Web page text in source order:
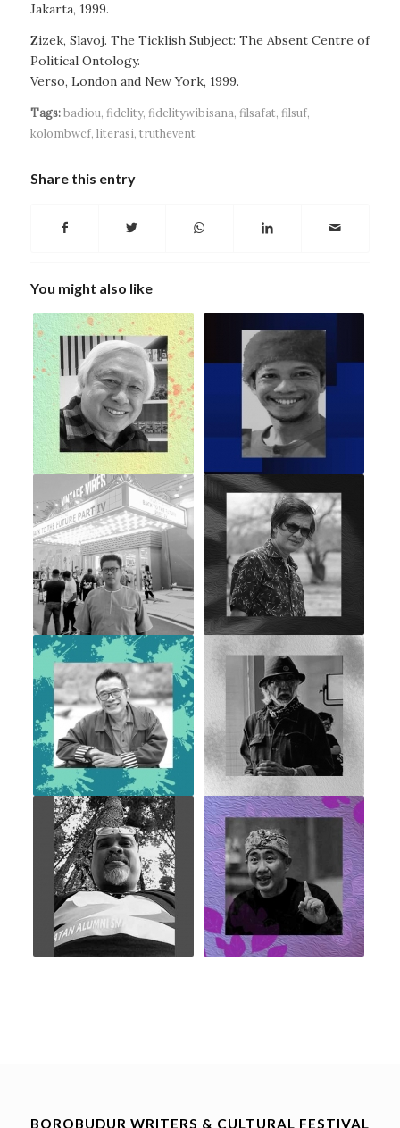
Jakarta, 1999.
Zizek, Slavoj. The Ticklish Subject: The Absent Centre of
Political Ontology.
Verso, London and New York, 1999.
Tags: badiou, fidelity, fidelitywibisana, filsafat, filsuf,
kolombwcf, literasi, truthevent
Share this entry
You might also like
BOROBUDUR WRITERS & CULTURAL FESTIVAL